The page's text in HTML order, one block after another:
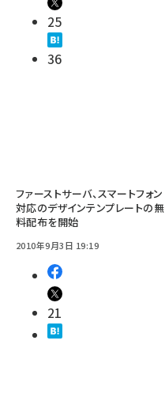
25
36
ファーストサーバ、スマートフォン
対応のデザインテンプレートの無
料配布を開始
2010年9月3日 19:19
21